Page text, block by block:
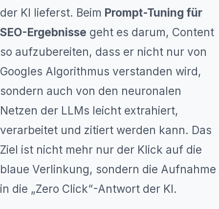
der KI lieferst. Beim Prompt-Tuning für
SEO-Ergebnisse geht es darum, Content
so aufzubereiten, dass er nicht nur von
Googles Algorithmus verstanden wird,
sondern auch von den neuronalen
Netzen der LLMs leicht extrahiert,
verarbeitet und zitiert werden kann. Das
Ziel ist nicht mehr nur der Klick auf die
blaue Verlinkung, sondern die Aufnahme
in die „Zero Click“-Antwort der KI.